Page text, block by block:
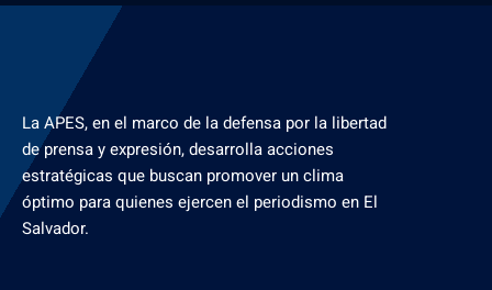
La APES, en el marco de la defensa por la libertad
de prensa y expresión, desarrolla acciones
estratégicas que buscan promover un clima
óptimo para quienes ejercen el periodismo en El
Salvador.